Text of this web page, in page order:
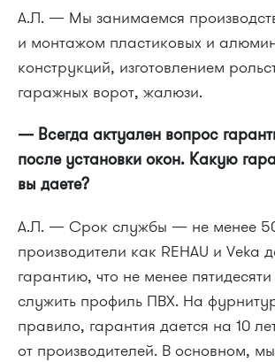
А.Л. — Мы занимаемся
и монтажом пластиковых и
конструкций, изготовлением
гаражных ворот, жалюзи.
— Всегда актуален вопрос
после установки окон. Какую
вы даете?
А.Л. — Срок службы — не менее
производители как REHAU и Veka
гарантию, что не менее
служить профиль ПВХ. На
правило, гарантия дается на 10
от производителей. В основном,